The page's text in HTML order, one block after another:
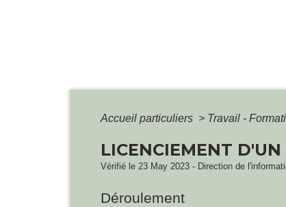
Accueil particuliers > Travail -
LICENCIEMENT
Vérifié le 23 May 2023 - Direction de
Déroulement